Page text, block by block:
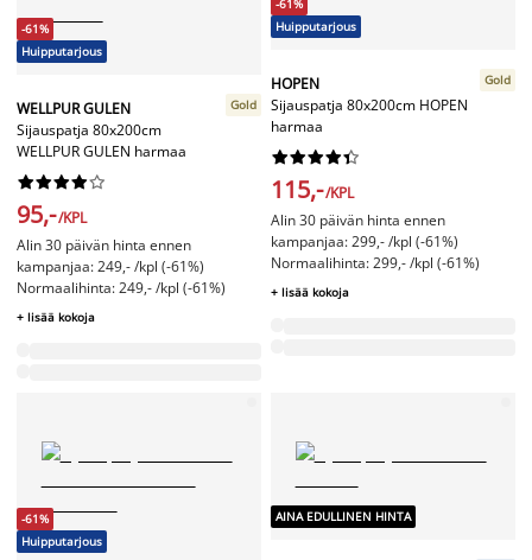
-61%
Huipputarjous
WELLPUR GULEN
Sijauspatja 80x200cm
WELLPUR GULEN harmaa
Gold






95,-/KPL
Alin 30 päivän hinta ennen
kampanjaa: 249,- /kpl (-61%)
Normaalihinta: 249,- /kpl (-61%)
+ lisää kokoja
Huipputarjous
HOPEN
Sijauspatja 80x200cm HOPEN
harmaa
Gold






115,-/KPL
Alin 30 päivän hinta ennen
kampanjaa: 299,- /kpl (-61%)
Normaalihinta: 299,- /kpl (-61%)
+ lisää kokoja
-61%
Huipputarjous
AINA EDULLINEN HINTA